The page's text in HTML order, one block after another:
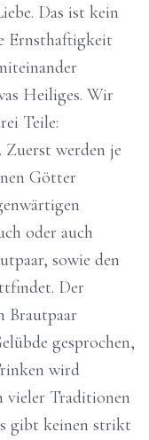
Das ist kein
Ernsthaftigkeit
Heiliges. Wir
Teile:
werden je
Götter
oder auch
sowie den
Der
Brautpaar
gesprochen,
wird
vieler Traditionen
gibt keinen strikt